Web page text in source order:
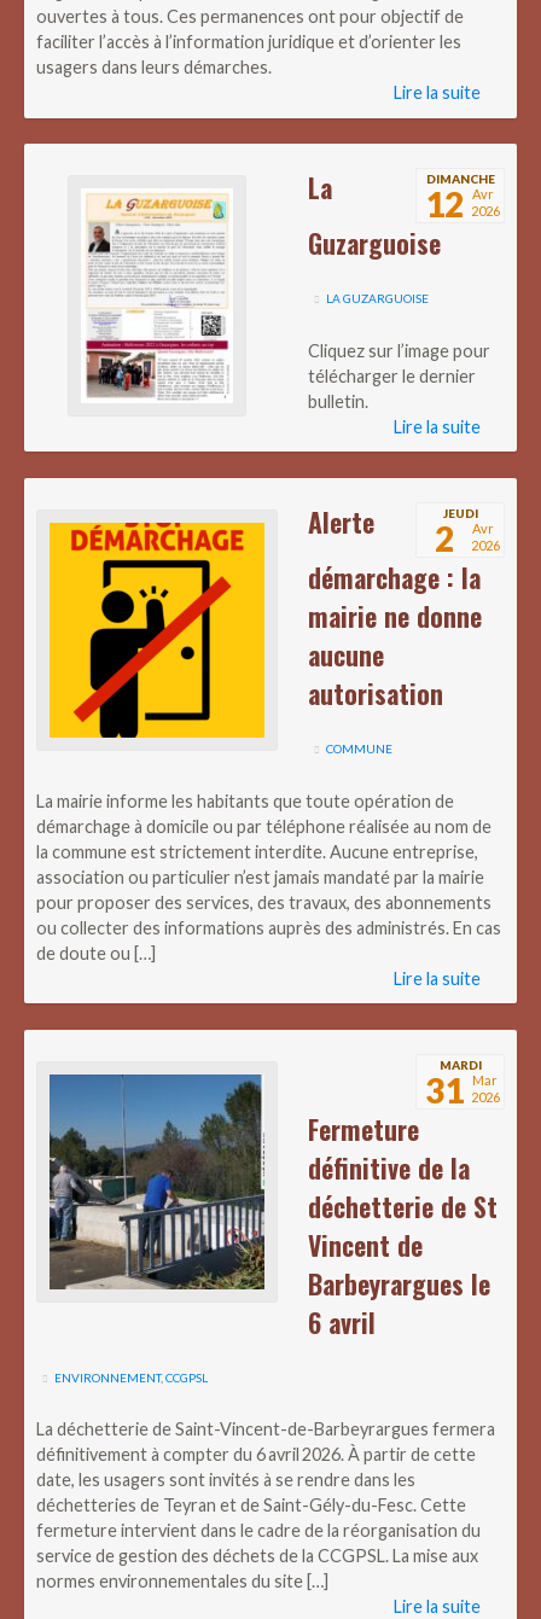
ouvertes à tous. Ces permanences ont pour objectif de
faciliter l’accès à l’information juridique et d’orienter les
usagers dans leurs démarches.
Lire la suite
DIMANCHE
12
Avr
2026
La
Guzarguoise
LA GUZARGUOISE
Cliquez sur l’image pour
télécharger le dernier
bulletin.
Lire la suite
JEUDI
2
Avr
2026
Alerte
démarchage : la
mairie ne donne
aucune
autorisation
COMMUNE
La mairie informe les habitants que toute opération de
démarchage à domicile ou par téléphone réalisée au nom de
la commune est strictement interdite. Aucune entreprise,
association ou particulier n’est jamais mandaté par la mairie
pour proposer des services, des travaux, des abonnements
ou collecter des informations auprès des administrés. En cas
de doute ou […]
Lire la suite
MARDI
31 Mar
2026
Fermeture
définitive de la
déchetterie de St
Vincent de
Barbeyrargues le
6 avril
ENVIRONNEMENT,CCGPSL
La déchetterie de Saint-Vincent-de-Barbeyrargues fermera
définitivement à compter du 6 avril 2026. À partir de cette
date, les usagers sont invités à se rendre dans les
déchetteries de Teyran et de Saint-Gély-du-Fesc. Cette
fermeture intervient dans le cadre de la réorganisation du
service de gestion des déchets de la CCGPSL. La mise aux
normes environnementales du site […]
Lire la suite